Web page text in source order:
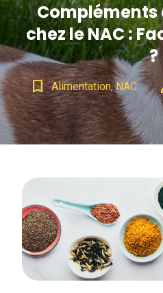
chez le NAC :
?
bookmark_border Alimentation, NAC